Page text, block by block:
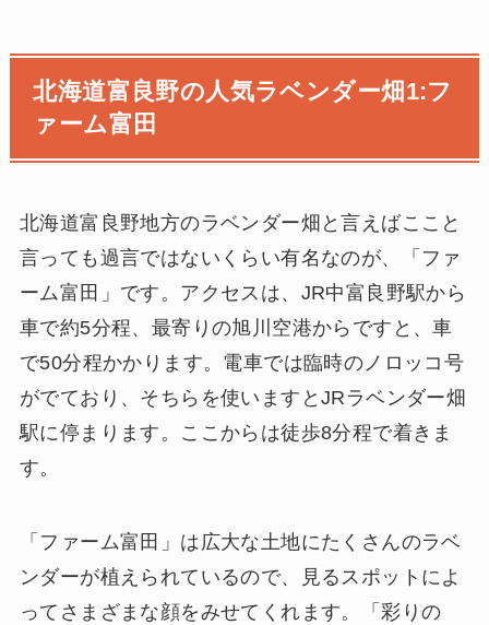
北海道富良野の人気ラベンダー畑1:フ
ァーム富田
北海道富良野地方のラベンダー畑と言えばここと
言っても過言ではないくらい有名なのが、「ファ
ーム富田」です。アクセスは、JR中富良野駅から
車で約5分程、最寄りの旭川空港からですと、車
で50分程かかります。電車では臨時のノロッコ号
がでており、そちらを使いますとJRラベンダー畑
駅に停まります。ここからは徒歩8分程で着きま
す。
「ファーム富田」は広大な土地にたくさんのラベ
ンダーが植えられているので、見るスポットによ
ってさまざまな顔をみせてくれます。「彩りの